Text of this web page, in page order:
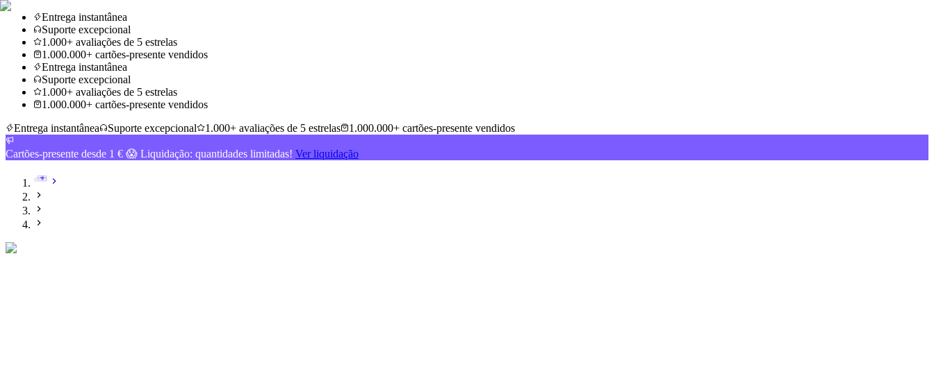
Entrega instantânea
Suporte excepcional
1.000+ avaliações de 5 estrelas
1.000.000+ cartões-presente vendidos
Entrega instantânea
Suporte excepcional
1.000+ avaliações de 5 estrelas
1.000.000+ cartões-presente vendidos
Entrega instantânea
Suporte excepcional 1.000+ avaliações de 5 estrelas 1.000.000+ cartões-presente vendidos
Cartões-presente desde 1 € 😱 Liquidação: quantidades limitadas! Ver liquidação